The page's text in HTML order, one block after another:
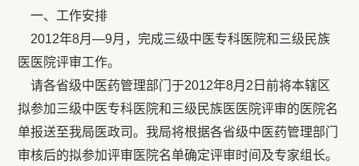
一、工作安排
2012年8月—9月，完成三级中医专科医院和三级民族
医医院评审工作。
请各省级中医药管理部门于2012年8月2日前将本辖区
拟参加三级中医专科医院和三级民族医医院评审的医院名
单报送至我局医政司。我局将根据各省级中医药管理部门
审核后的拟参加评审医院名单确定评审时间及专家组长。